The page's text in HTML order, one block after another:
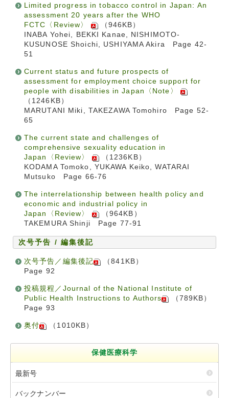
Limited progress in tobacco control in Japan: An
assessment 20 years after the WHO
FCTC〈Review〉
（946KB）
INABA Yohei, BEKKI Kanae, NISHIMOTO-
KUSUNOSE Shoichi, USHIYAMA Akira Page 42-
51
Current status and future prospects of
assessment for employment choice support for
people with disabilities in Japan〈Note〉
（1246KB）
MARUTANI Miki, TAKEZAWA Tomohiro Page 52-
65
The current state and challenges of
comprehensive sexuality education in
Japan〈Review〉
（1236KB）
KODAMA Tomoko, YUKAWA Keiko, WATARAI
Mutsuko Page 66-76
The interrelationship between health policy and
economic and industrial policy in
Japan〈Review〉
（964KB）
TAKEMURA Shinji Page 77-91
次号予告 / 編集後記
次号予告／編集後記
（841KB）
Page 92
投稿規程／Journal of the National Institute of
Public Health Instructions to Authors
（789KB）
Page 93
奥付 （1010KB）
保健医療科学
最新号
バックナンバー